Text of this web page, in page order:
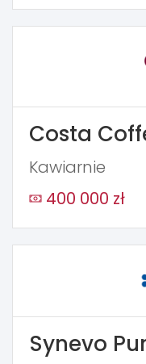
Costa
Kawiarnie
400 000 zł
Synevo